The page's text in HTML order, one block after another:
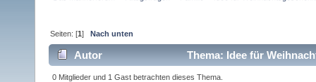
Seiten: [1]Nach unten
Autor Thema: Idee für
0 Mitglieder und 1 Gast betrachten dieses Thema.